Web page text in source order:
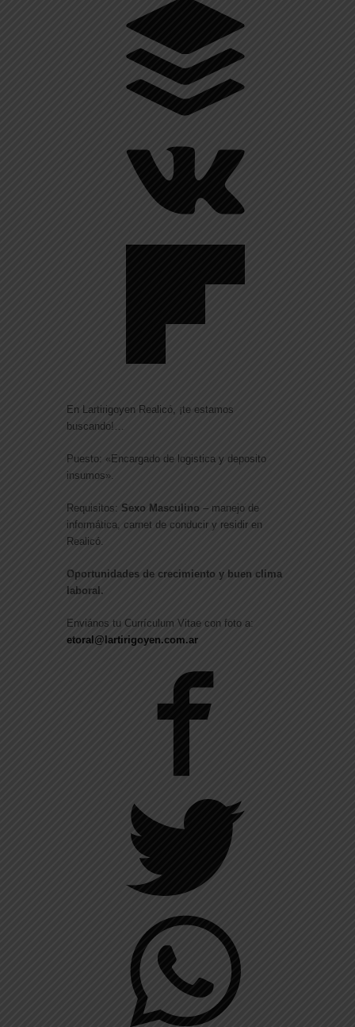
En Lartirigoyen Realicó, ¡te estamos
buscando!…
Puesto: «Encargado de logistica y deposito
insumos».
Requisitos: Sexo Masculino – manejo de
informática, carnet de conducir y residir en
Realicó.
Oportunidades de crecimiento y buen clima
laboral.
Enviános tu Currículum Vitae con foto a:
etoral@lartirigoyen.com.ar